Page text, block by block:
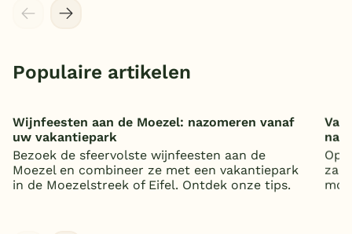
Populaire artikelen
Wijnfeesten aan de Moezel: nazomeren vanaf
uw vakantiepark
Bezoek de sfeervolste wijnfeesten aan de
Moezel en combineer ze met een vakantiepark
in de Moezelstreek of Eifel. Ontdek onze tips.
Op